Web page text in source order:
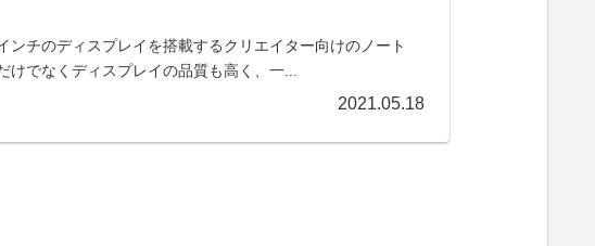
チのディスプレイを搭載するクリエイター向けのノート
でなくディスプレイの品質も高く、一...
2021.05.18